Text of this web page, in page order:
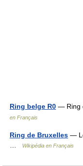
Ring belge R0 — Ring
en Français
Ring de Bruxelles —
Wikipédia en Français